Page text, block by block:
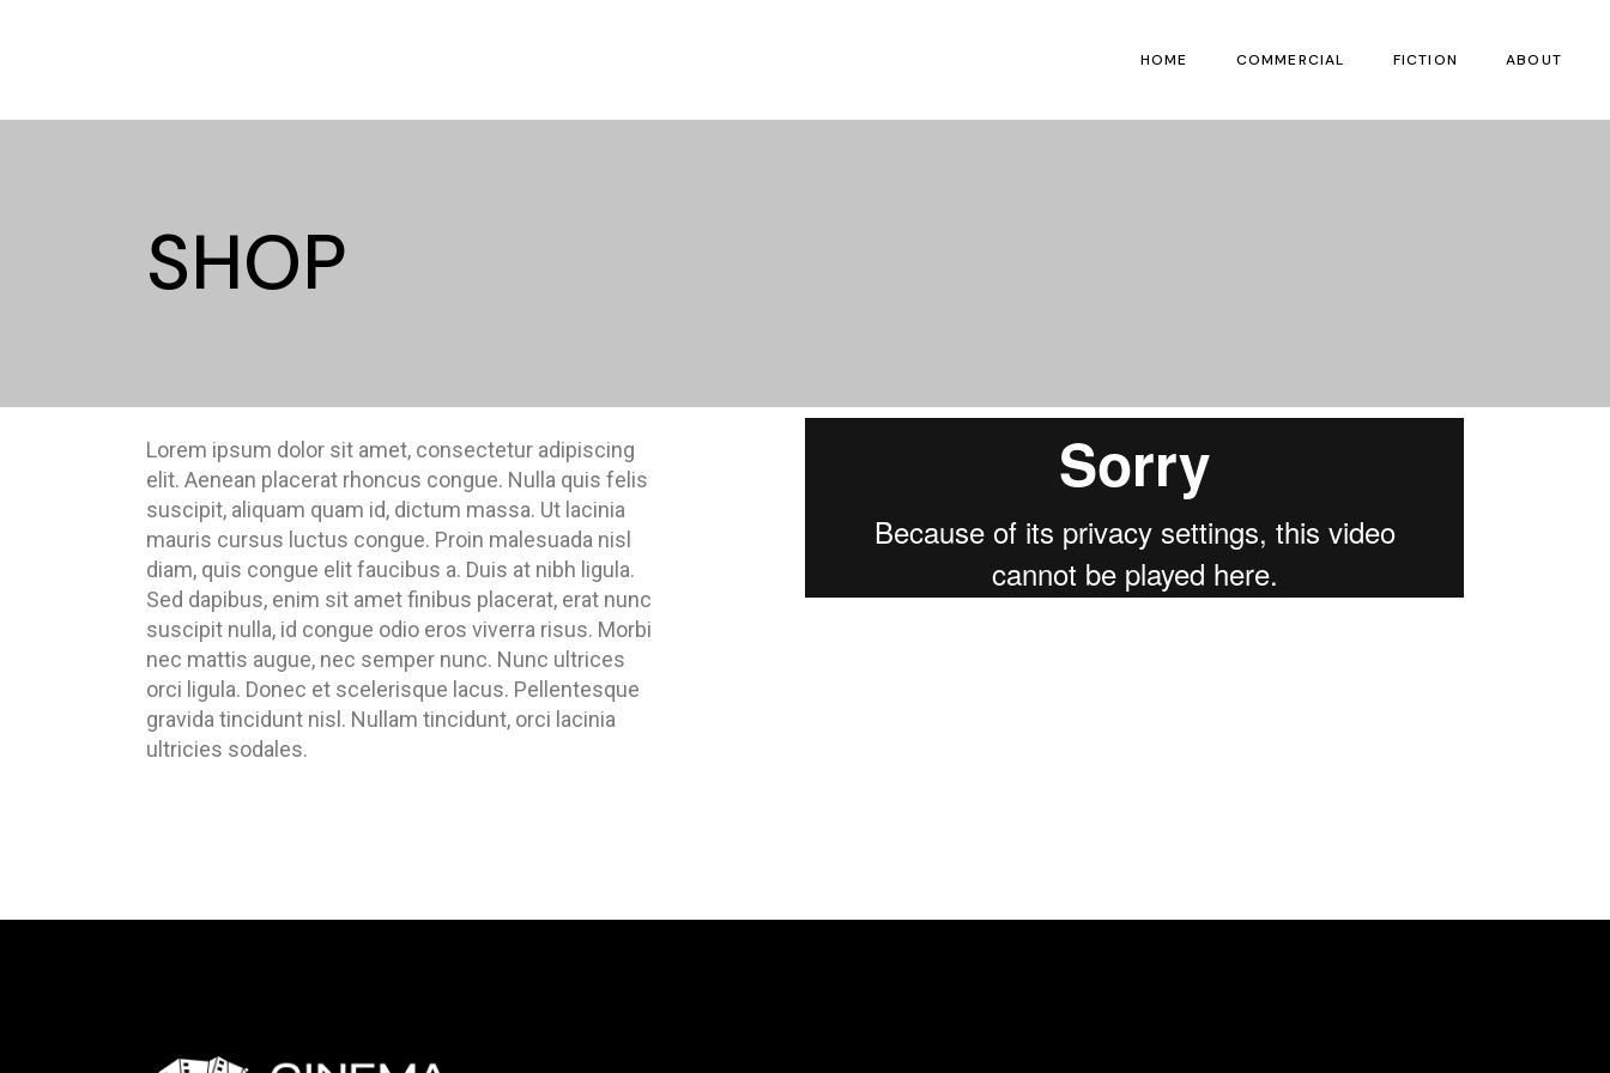
HOME COMMERCIAL FICTION ABOUT
SHOP
Lorem ipsum dolor sit amet, consectetur adipiscing
elit. Aenean placerat rhoncus congue. Nulla quis felis
suscipit, aliquam quam id, dictum massa. Ut lacinia
mauris cursus luctus congue. Proin malesuada nisl
diam, quis congue elit faucibus a. Duis at nibh ligula.
Sed dapibus, enim sit amet finibus placerat, erat nunc
suscipit nulla, id congue odio eros viverra risus. Morbi
nec mattis augue, nec semper nunc. Nunc ultrices
orci ligula. Donec et scelerisque lacus. Pellentesque
gravida tincidunt nisl. Nullam tincidunt, orci lacinia
ultricies sodales.